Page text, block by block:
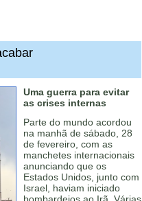
Uma guerra para evitar
as crises internas
Parte do mundo acordou
na manhã de sábado, 28
de fevereiro, com as
manchetes internacionais
anunciando que os
Estados Unidos, junto com
Israel, haviam iniciado